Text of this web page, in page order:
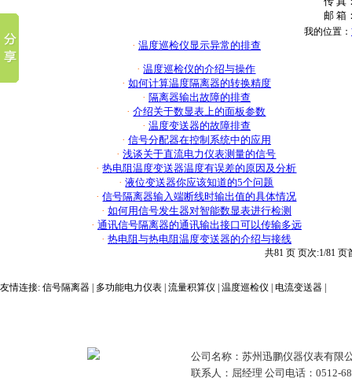
邮 箱
我的位置：
· 温度巡检仪显示异常的排查
· 温度巡检仪的介绍与操作
· 如何计算温度隔离器的转换精度
· 隔离器输出故障的排查
· 介绍关于数显表上的面板参数
· 温度变送器的故障排查
· 信号分配器在控制系统中的应用
· 浅谈关于直流电力仪表测量的信号
· 热电阻温度变送器温度有误差的原因及分析
· 液位变送器你应该知道的5个问题
· 信号隔离器输入端断线时输出值的具体情况
· 如何用信号发生器对智能数显表进行检测
· 通讯信号隔离器的通讯输出接口可以传输多远
· 热电阻与热电阻温度变送器的介绍与接线
共81 页 页次:1/81 页
友情连接: 信号隔离器 多功能电力仪表 流量积算仪 温度巡检仪 电流变送器
公司名称：苏州迅鹏仪器仪表有限
联系人：屈经理 公司电话：0512-